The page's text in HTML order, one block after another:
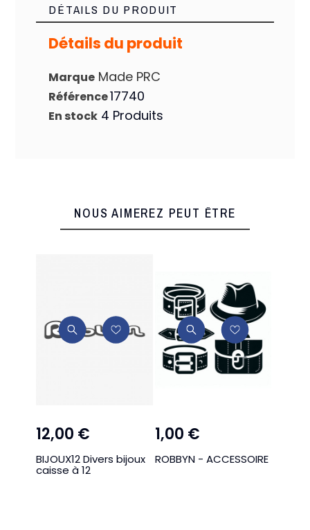
DÉTAILS DU PRODUIT
Détails du produit
Marque Made PRC
Référence17740
En stock 4 Produits
NOUS AIMEREZ PEUT ÊTRE
12,00 €
BIJOUX12 Divers bijoux
caisse à 12
1,00 €
ROBBYN - ACCESSOIRE